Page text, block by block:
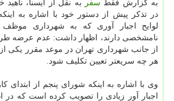
به گزارش فقط سفر
به نقل از ایسنا، ناهید
در تذكر پیش از دستور خود با اشاره به
لوایح اجبار آوری كه به شهرداری
نامشخصی دارند، اظهار داشت: عدم عرضه طرح
از جانب شهرداری تهران در موعد مقرر یكی
هر چه سریعتر تعیین تكلیف شود.
وی با اشاره به اینكه شورای پنجم از ابتدای
اجبار آور زیادی را تصویب كرده است كه در